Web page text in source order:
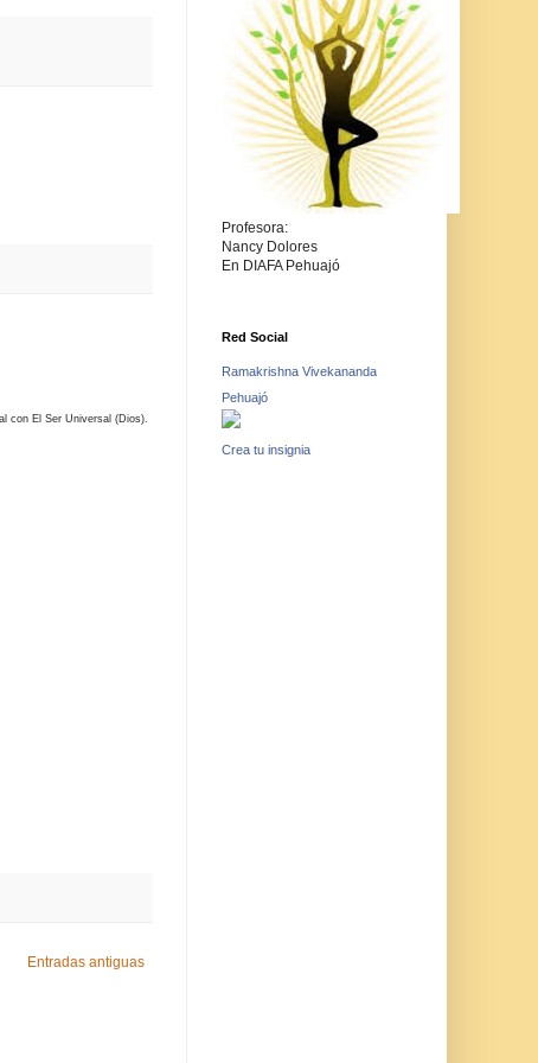
con El Ser Universal (Dios).
Entradas antiguas
Profesora:
Nancy Dolores
En DIAFA Pehuajó
Red Social
Ramakrishna Vivekananda
Pehuajó
Crea tu insignia